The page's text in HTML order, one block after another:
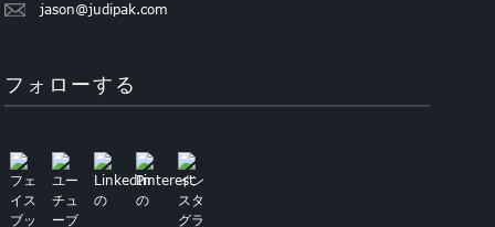
jason@judipak.com
フォローする